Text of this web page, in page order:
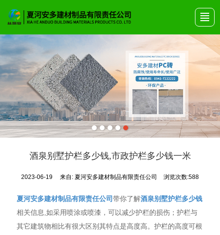
首页
酒泉别墅护栏多少钱,市政护栏多少钱一米
2023-06-19 来自:夏河安多建材制品有限责任公司 浏览次数:588
夏河安多建材制品有限责任公司带你了解酒泉别墅护栏多少钱
相关信息,如采用喷涂或喷漆，可以减少护栏的损伤；护栏与
其它建筑物相比有很大区别其特点是高度高。护栏的高度可根